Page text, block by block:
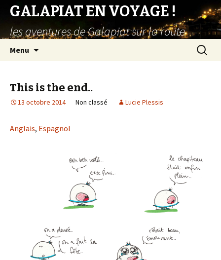
GALAPIAT EN VOYAGE !
les aventures de Galapiat sur la route
Menu
principal
This is the end..
13 octobre 2014 Non classé Lucie Plessis
Anglais, Espagnol